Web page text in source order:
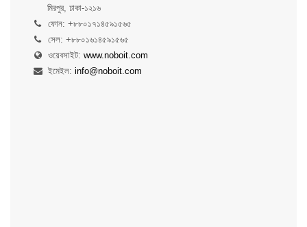
মিরপুর, ঢাকা-১২১৬
ফোন: +৮৮০১৭১৪৫৯১৫৬৫
সেল: +৮৮০১৬১৪৫৯১৫৬৫
ওয়েবসাইট: www.noboit.com
ইমেইল: info@noboit.com